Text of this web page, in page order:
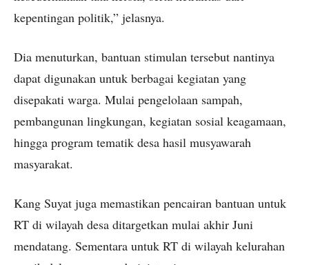
kepentingan politik,” jelasnya.
Dia menuturkan, bantuan stimulan tersebut nantinya
dapat digunakan untuk berbagai kegiatan yang
disepakati warga. Mulai pengelolaan sampah,
pembangunan lingkungan, kegiatan sosial keagamaan,
hingga program tematik desa hasil musyawarah
masyarakat.
Kang Suyat juga memastikan pencairan bantuan untuk
RT di wilayah desa ditargetkan mulai akhir Juni
mendatang. Sementara untuk RT di wilayah kelurahan